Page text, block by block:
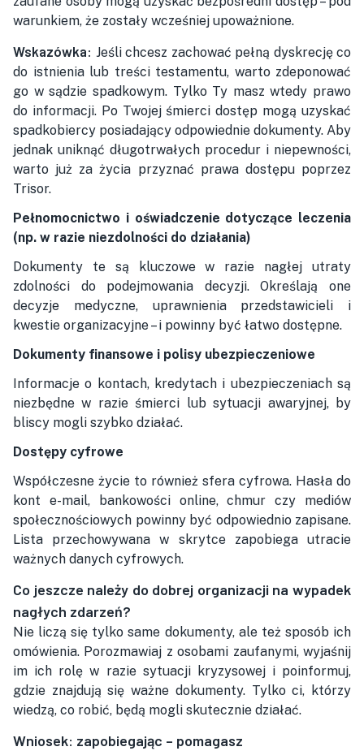
warunkiem, że zostały wcześniej upoważnione.
Wskazówka: Jeśli chcesz zachować pełną dyskrecję co
do istnienia lub treści testamentu, warto zdeponować
go w sądzie spadkowym. Tylko Ty masz wtedy prawo
do informacji. Po Twojej śmierci dostęp mogą uzyskać
spadkobiercy posiadający odpowiednie dokumenty. Aby
jednak uniknąć długotrwałych procedur i niepewności,
warto już za życia przyznać prawa dostępu poprzez
Trisor.
Pełnomocnictwo i oświadczenie dotyczące leczenia
(np. w razie niezdolności do działania)
Dokumenty te są kluczowe w razie nagłej utraty
zdolności do podejmowania decyzji. Określają one
decyzje medyczne, uprawnienia przedstawicieli i
kwestie organizacyjne – i powinny być łatwo dostępne.
Dokumenty finansowe i polisy ubezpieczeniowe
Informacje o kontach, kredytach i ubezpieczeniach są
niezbędne w razie śmierci lub sytuacji awaryjnej, by
bliscy mogli szybko działać.
Dostępy cyfrowe
Współczesne życie to również sfera cyfrowa. Hasła do
kont e-mail, bankowości online, chmur czy mediów
społecznościowych powinny być odpowiednio zapisane.
Lista przechowywana w skrytce zapobiega utracie
ważnych danych cyfrowych.
Co jeszcze należy do dobrej organizacji na wypadek
nagłych zdarzeń?
Nie liczą się tylko same dokumenty, ale też sposób ich
omówienia. Porozmawiaj z osobami zaufanymi, wyjaśnij
im ich rolę w razie sytuacji kryzysowej i poinformuj,
gdzie znajdują się ważne dokumenty. Tylko ci, którzy
wiedzą, co robić, będą mogli skutecznie działać.
Wniosek: zapobiegając – pomagasz